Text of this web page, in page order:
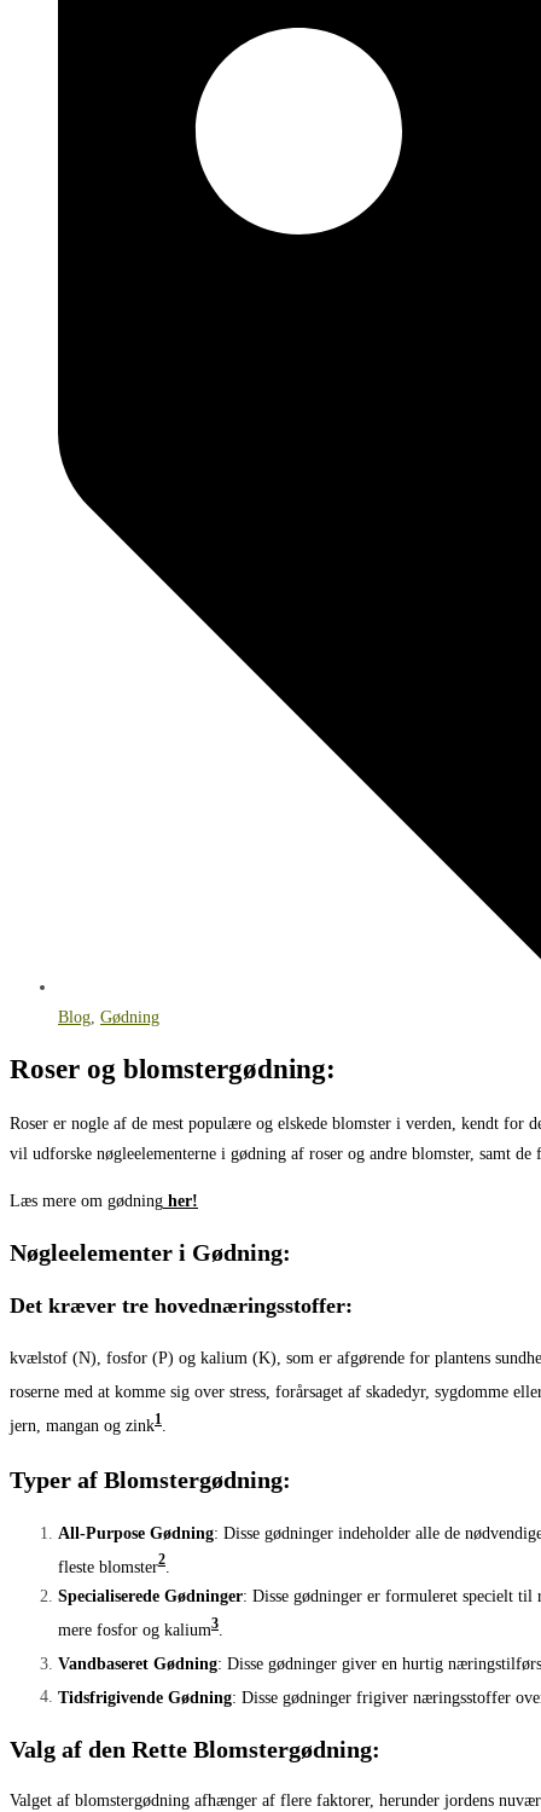
Blog Gødning
Roser og blomstergødning:
Roser er nogle af de mest populære og elskede blomster i verden, kendt
vil udforske nøgleelementerne i gødning af roser og andre blomster, samt
Læs mere om gødning her!
Nøgleelementer i Gødning:
Det kræver tre hovednæringsstoffer:
kvælstof (N), fosfor (P) og kalium (K), som er afgørende for plantens
roserne med at komme sig over stress, forårsaget af skadedyr, sygdomme
jern, mangan og zink1
Typer af Blomstergødning:
All-Purpose Gødning: Disse gødninger indeholder alle de
fleste blomster2
Specialiserede Gødninger: Disse gødninger er formuleret specielt
mere fosfor og kalium3
Vandbaseret Gødning: Disse gødninger giver en hurtig
Tidsfrigivende Gødning: Disse gødninger frigiver næringsstoffer
Valg af den Rette Blomstergødning:
Valget af blomstergødning afhænger af flere faktorer, herunder jordens